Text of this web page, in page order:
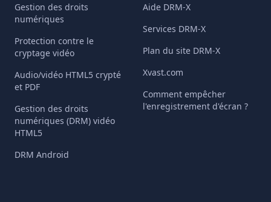
immédiatement.
Scan QR Code:
Les fournisseurs de
contenu peuvent générer un code QR
contenant l'URL complète et absolue
d'un fichier audio ou vidéo crypté,
par exemple:
https://www.drm-
ChrisTomlin_P.mp4
Gestion des droits
numériques
Protection contre le
cryptage vidéo
Audio/vidéo HTML5 crypté
et PDF
Gestion des droits
numériques (DRM) vidéo
HTML5
DRM Android
Aide DRM-X
Services DRM-X
Plan du site DRM-X
Xvast.com
Comment empêcher
l'enregistrement d'écran ?